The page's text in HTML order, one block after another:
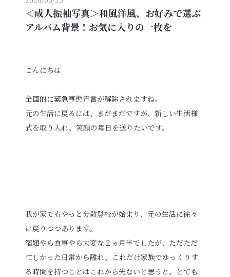
振袖レンタル 卒業袴レンタル
プロフィールフォト 婚活写真
見学予約
＜成人振袖写真＞和風洋風、お好みで選ぶ
アルバム背景！お気に入りの一枚を
こんにちは
全国的に緊急事態宣言が解除されますね。
元の生活に戻るには、まだまだですが、新しい生活様
式を取り入れ、笑顔の毎日を送りたいです。
我が家でもやっと分散登校が始まり、元の生活に徐々
に戻りつつあります。
宿題やら食事やら大変な２ヵ月半でしたが、ただただ
忙しかった日常から離れ、これだけ家族でゆっくりす
る時間を持つことはこれから先ないと思うと、とても